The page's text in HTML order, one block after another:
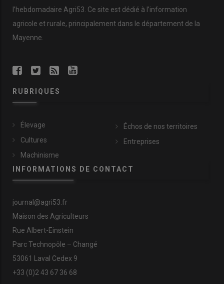
l’hebdomadaire Agri53. Ce site est dédié à l’information
agricole et rurale, principalement dans le département de la
Mayenne.
RUBRIQUES
Élevage
Cultures
Machinisme
Échos de nos territoires
Entreprises
INFORMATIONS DE CONTACT
journal@agri53.fr
Maison des Agriculteurs
Rue Albert-Einstein
Parc Technopôle – Changé
53061 Laval Cedex 9
+33 (0)2 43 67 36 68